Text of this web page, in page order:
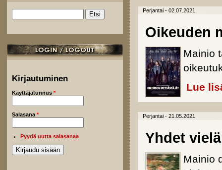
Hakulomake
Kirjautuminen
Käyttäjätunnus *
Salasana *
Pyydä uutta salasanaa
Perjantai - 02.07.2021
Oikeuden
Mainio
Lue
Perjantai - 21.05.2021
Yhdet vielä
Mainio